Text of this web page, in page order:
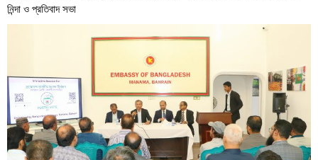
নিন্দা ও প্রতিবাদ সভা